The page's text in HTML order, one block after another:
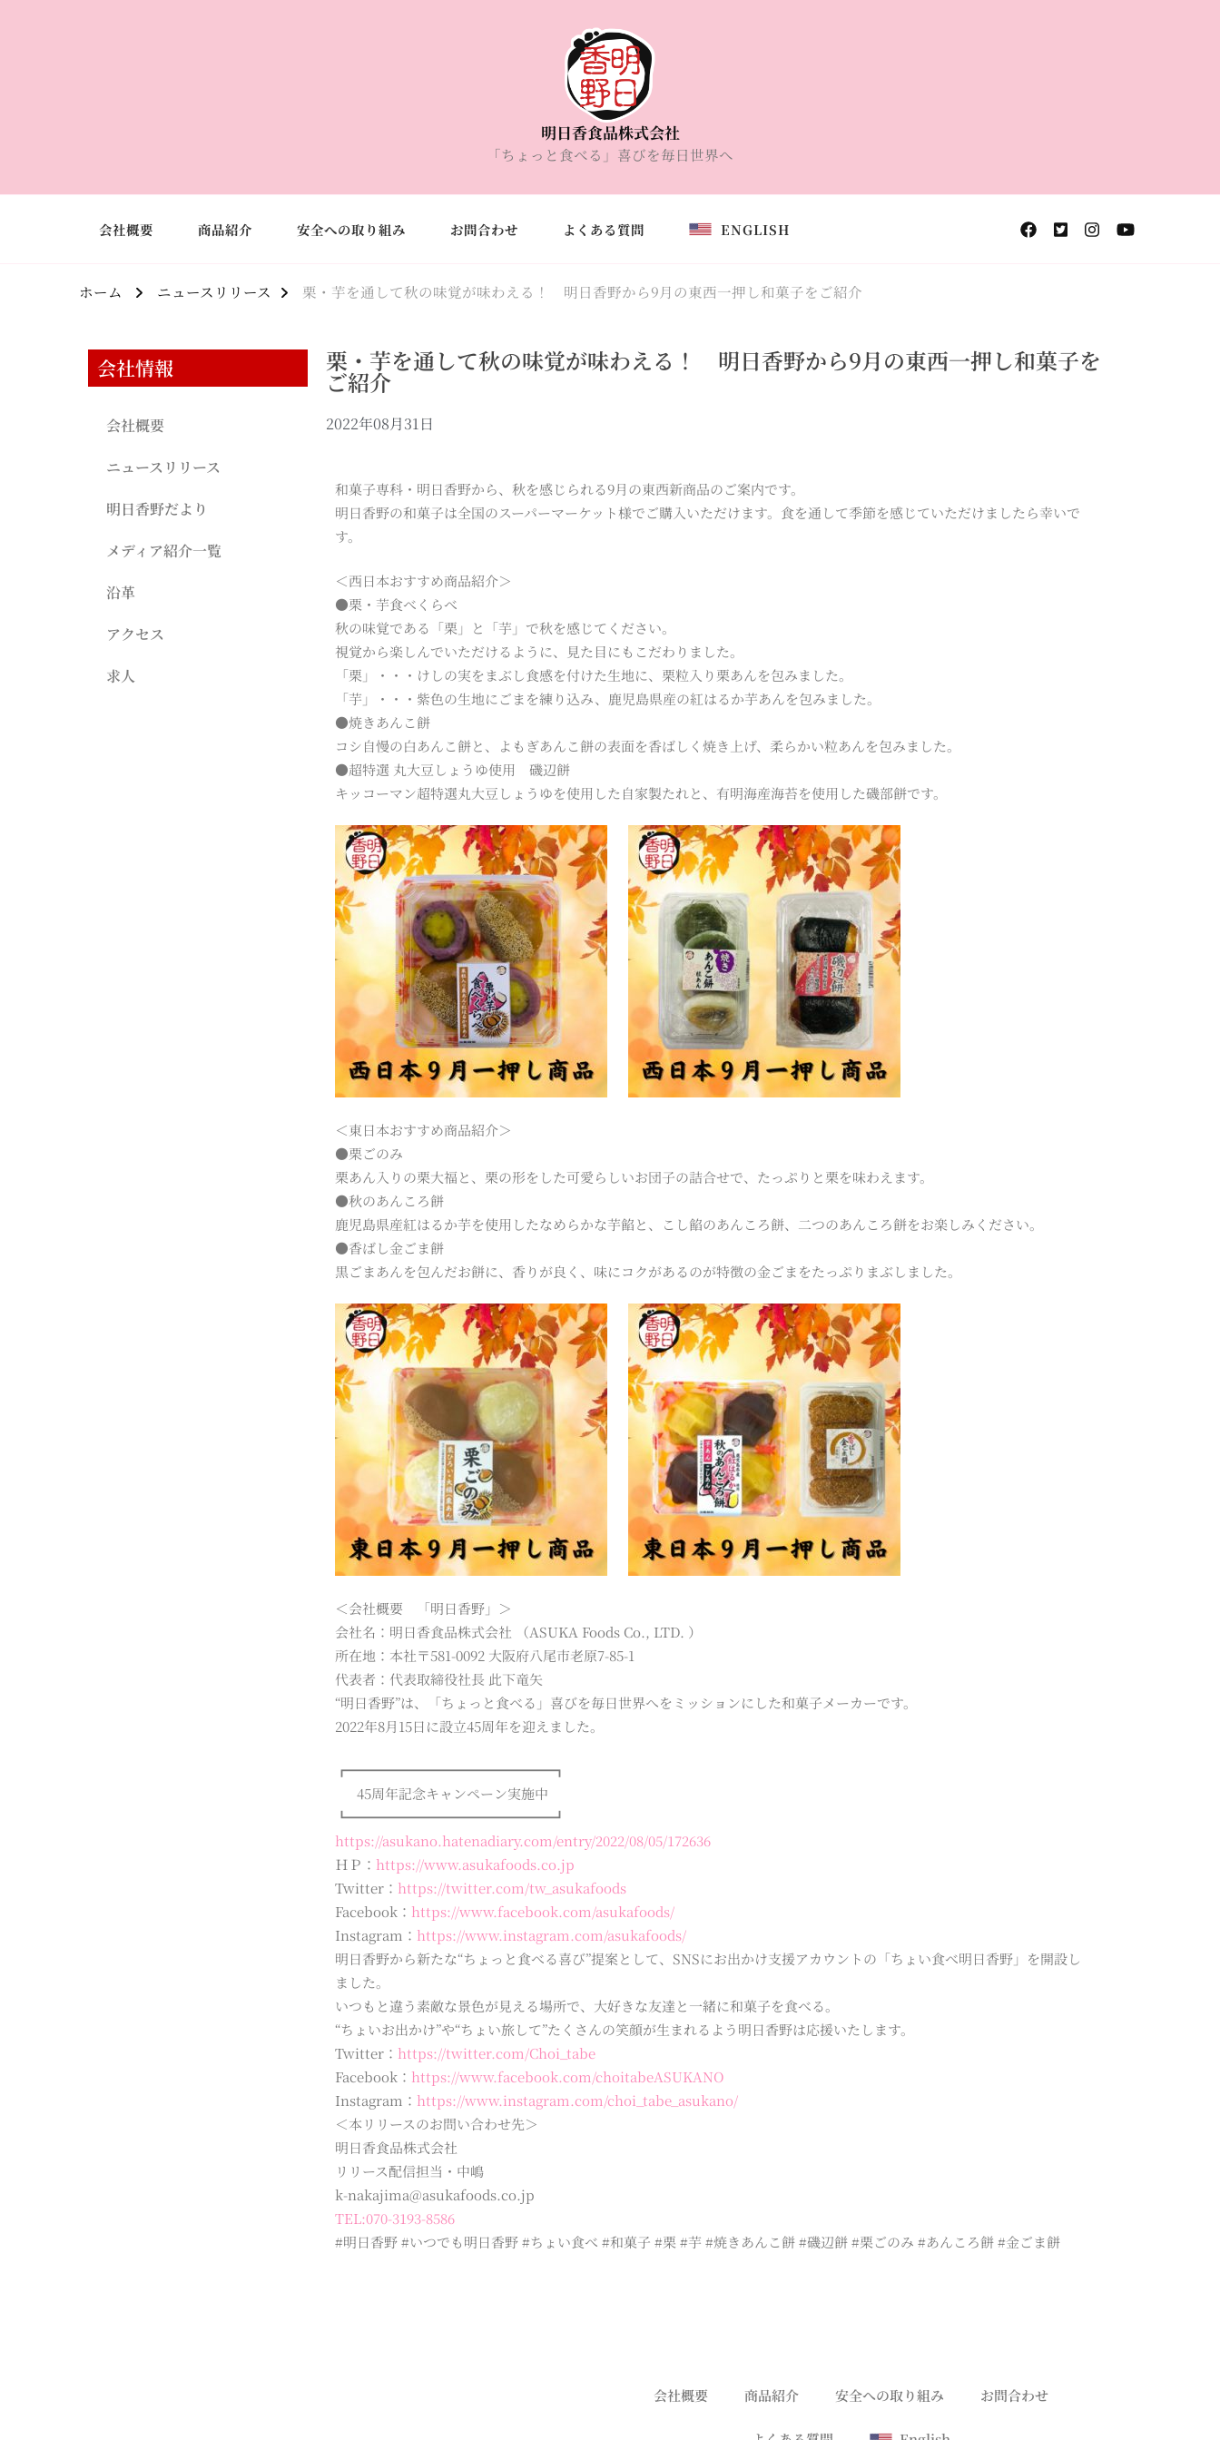
明日香食品株式会社
「ちょっと食べる」喜びを毎日世界へ
会社概要 商品紹介 安全への取り組み お問合わせ よくある質問 ENGLISH
ホーム ニュースリリース 栗・芋を通して秋の味覚が味わえる！ 明日香野から9月の東西一押し和菓子をご紹介
会社情報
会社概要
ニュースリリース
明日香野だより
メディア紹介一覧
沿革
アクセス
求人
栗・芋を通して秋の味覚が味わえる！ 明日香野から9月の東西一押し和菓子を
ご紹介
2022年08月31日
和菓子専科・明日香野から、秋を感じられる9月の東西新商品のご案内です。
明日香野の和菓子は全国のスーパーマーケット様でご購入いただけます。食を通して季節を感じていただけましたら幸いで
す。
＜西日本おすすめ商品紹介＞
●栗・芋食べくらべ
秋の味覚である「栗」と「芋」で秋を感じてください。
視覚から楽しんでいただけるように、見た目にもこだわりました。
「栗」・・・けしの実をまぶし食感を付けた生地に、栗粒入り栗あんを包みました。
「芋」・・・紫色の生地にごまを練り込み、鹿児島県産の紅はるか芋あんを包みました。
●焼きあんこ餅
コシ自慢の白あんこ餅と、よもぎあんこ餅の表面を香ばしく焼き上げ、柔らかい粒あんを包みました。
●超特選 丸大豆しょうゆ使用 磯辺餅
キッコーマン超特選丸大豆しょうゆを使用した自家製たれと、有明海産海苔を使用した磯部餅です。
＜東日本おすすめ商品紹介＞
●栗ごのみ
栗あん入りの栗大福と、栗の形をした可愛らしいお団子の詰合せで、たっぷりと栗を味わえます。
●秋のあんころ餅
鹿児島県産紅はるか芋を使用したなめらかな芋餡と、こし餡のあんころ餅、二つのあんころ餅をお楽しみください。
●香ばし金ごま餅
黒ごまあんを包んだお餅に、香りが良く、味にコクがあるのが特徴の金ごまをたっぷりまぶしました。
＜会社概要 「明日香野」＞
会社名：明日香食品株式会社 （ASUKA Foods Co., LTD. ）
所在地：本社〒581-0092 大阪府八尾市老原7-85-1
代表者：代表取締役社長 此下竜矢
“明日香野”は、「ちょっと食べる」喜びを毎日世界へをミッションにした和菓子メーカーです。
2022年8月15日に設立45周年を迎えました。
┏━━━━━━━━━━━━━━━┓
45周年記念キャンペーン実施中
┗━━━━━━━━━━━━━━━┛
https://asukano.hatenadiary.com/entry/2022/08/05/172636
ＨＰ： https://www.asukafoods.co.jp
Twitter： https://twitter.com/tw_asukafoods
Facebook： https://www.facebook.com/asukafoods/
Instagram： https://www.instagram.com/asukafoods/
明日香野から新たな“ちょっと食べる喜び”提案として、SNSにお出かけ支援アカウントの「ちょい食べ明日香野」を開設し
ました。
いつもと違う素敵な景色が見える場所で、大好きな友達と一緒に和菓子を食べる。
“ちょいお出かけ”や“ちょい旅して”たくさんの笑顔が生まれるよう明日香野は応援いたします。
Twitter： https://twitter.com/Choi_tabe
Facebook： https://www.facebook.com/choitabeASUKANO
Instagram： https://www.instagram.com/choi_tabe_asukano/
＜本リリースのお問い合わせ先＞
明日香食品株式会社
リリース配信担当・中嶋
k-nakajima@asukafoods.co.jp
TEL:070-3193-8586
#明日香野 #いつでも明日香野 #ちょい食べ #和菓子 #栗 #芋 #焼きあんこ餅 #磯辺餅 #栗ごのみ #あんころ餅 #金ごま餅
会社概要 商品紹介 安全への取り組み お問合わせ